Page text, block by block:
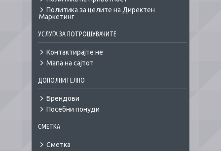
Политика за целите на Директен
Маркетинг
УСЛУГА ЗА ПОТРОШУВАЧИТЕ
Контактирајте не
Мапа на сајтот
ДОПОЛНИТЕЛНО
Брендови
Посебни понуди
СМЕТКА
Сметка